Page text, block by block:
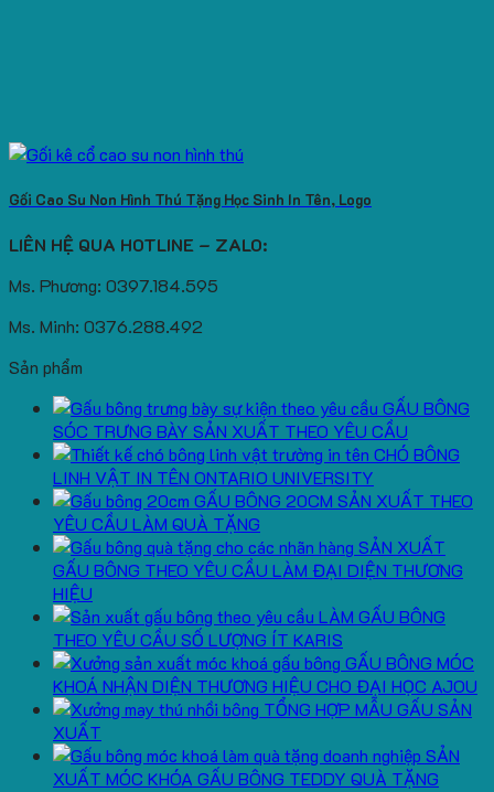
Gối Cao Su Non Hình Thú Tặng Học Sinh In Tên, Logo
LIÊN HỆ QUA HOTLINE – ZALO:
Ms. Phương: 0397.184.595
Ms. Minh: 0376.288.492
Sản phẩm
GẤU BÔNG
SÓC TRƯNG BÀY SẢN XUẤT THEO YÊU CẦU
CHÓ BÔNG
LINH VẬT IN TÊN ONTARIO UNIVERSITY
GẤU BÔNG 20CM SẢN XUẤT THEO
YÊU CẦU LÀM QUÀ TẶNG
SẢN XUẤT
GẤU BÔNG THEO YÊU CẦU LÀM ĐẠI DIỆN THƯƠNG
HIỆU
LÀM GẤU BÔNG
THEO YÊU CẦU SỐ LƯỢNG ÍT KARIS
GẤU BÔNG MÓC
KHOÁ NHẬN DIỆN THƯƠNG HIỆU CHO ĐẠI HỌC AJOU
TỔNG HỢP MẪU GẤU SẢN
XUẤT
SẢN
XUẤT MÓC KHÓA GẤU BÔNG TEDDY QUÀ TẶNG